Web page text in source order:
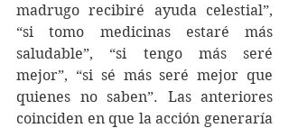
madrugo recibiré ayuda celestial”,
“si tomo medicinas estaré más
saludable”, “si tengo más seré
mejor”, “si sé más seré mejor que
quienes no saben”. Las anteriores
coinciden en que la acción generaría